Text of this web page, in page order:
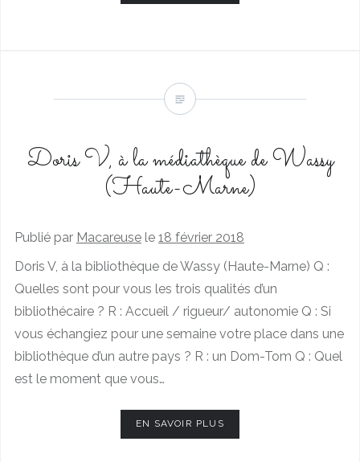
Doris V, à la médiathèque de Wassy
(Haute-Marne)
Publié par Macareusele 18 février 2018
Doris V, à la bibliothèque de Wassy (Haute-Marne) Q :
Quelles sont pour vous les trois qualités d’un
bibliothécaire ? R : Accueil / rigueur/ autonomie Q : Si
vous échangiez pour une semaine votre place dans une
bibliothèque d’un autre pays ? R : un Dom-Tom Q : Quel
est le moment que vous…
EN SAVOIR PLUS